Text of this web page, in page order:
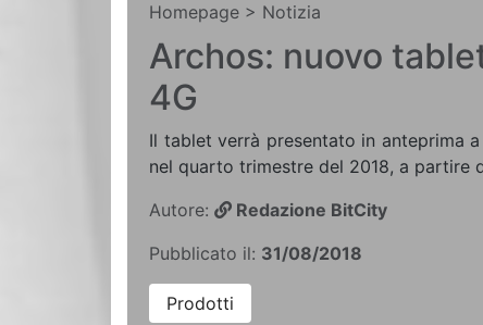
Homepage > Notizia
Archos: nuovo
4G
Il tablet verrà presentato in anteprima
nel quarto trimestre del 2018, a partire
Autore:
Redazione BitCity
Pubblicato il: 31/08/2018
Prodotti